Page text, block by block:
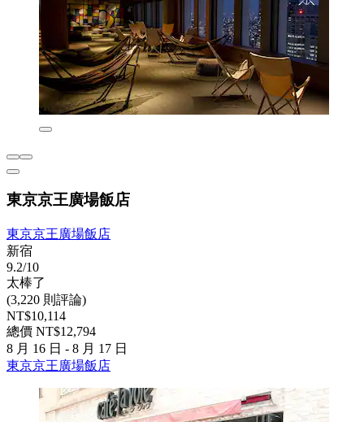
東京京王廣場飯店
東京京王廣場飯店
新宿
9.2/10
太棒了
(3,220 則評論)
NT$10,114
總價 NT$12,794
8 月 16 日 - 8 月 17 日
東京京王廣場飯店